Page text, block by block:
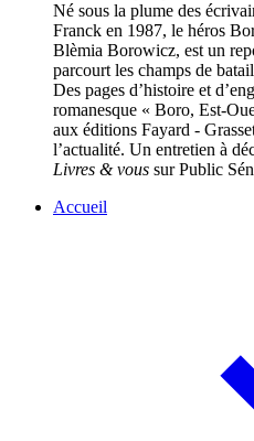
Né sous la plume des
Franck en 1987, le héros
Blèmia Borowicz, est un
parcourt les champs de
Des pages d’histoire et
romanesque « Boro, Est-
aux éditions Fayard -
l’actualité. Un entretien à
Livres & vous sur Public
Accueil